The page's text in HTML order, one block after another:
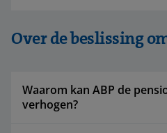
Over de beslissing
Waarom kan ABP de
verhogen?